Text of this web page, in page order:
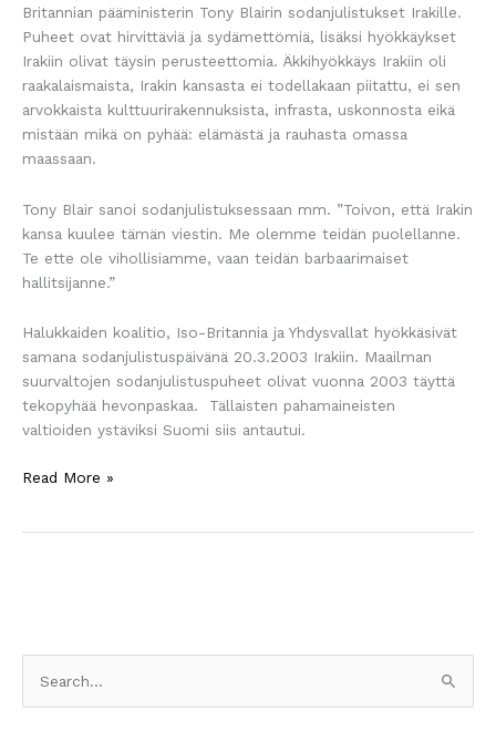
Britannian pääministerin Tony Blairin sodanjulistukset Irakille.
Puheet ovat hirvittäviä ja sydämettömiä, lisäksi hyökkäykset
Irakiin olivat täysin perusteettomia. Äkkihyökkäys Irakiin oli
raakalaismaista, Irakin kansasta ei todellakaan piitattu, ei sen
arvokkaista kulttuurirakennuksista, infrasta, uskonnosta eikä
mistään mikä on pyhää: elämästä ja rauhasta omassa
maassaan.
Tony Blair sanoi sodanjulistuksessaan mm. ”Toivon, että Irakin
kansa kuulee tämän viestin. Me olemme teidän puolellanne.
Te ette ole vihollisiamme, vaan teidän barbaarimaiset
hallitsijanne.”
Halukkaiden koalitio, Iso-Britannia ja Yhdysvallat hyökkäsivät
samana sodanjulistuspäivänä 20.3.2003 Irakiin. Maailman
suurvaltojen sodanjulistuspuheet olivat vuonna 2003 täyttä
tekopyhää hevonpaskaa. Tällaisten pahamaineisten
valtioiden ystäviksi Suomi siis antautui.
Read More »